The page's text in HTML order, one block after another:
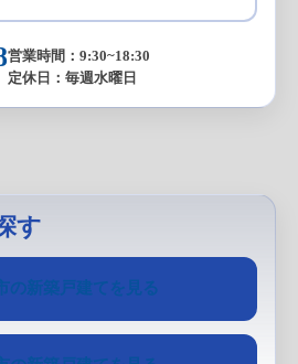
営業時間：9:30~18:30
定休日：毎週水曜日
す
の新築戸建てを見る